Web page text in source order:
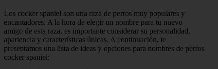
Los cocker spaniel son una raza de perros muy populares y
encantadores. A la hora de elegir un nombre para tu nuevo
amigo de esta raza, es importante considerar su personalidad,
apariencia y características únicas. A continuación, te
presentamos una lista de ideas y opciones para nombres de perros
cocker spaniel: